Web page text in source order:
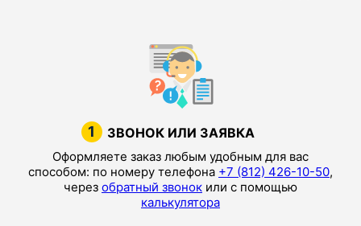
1 ЗВОНОК ИЛИ ЗАЯВКА
Оформляете заказ любым удобным для вас
способом: по номеру телефона +7 (812) 426-10-50,
через обратный звонок или с помощью
калькулятора